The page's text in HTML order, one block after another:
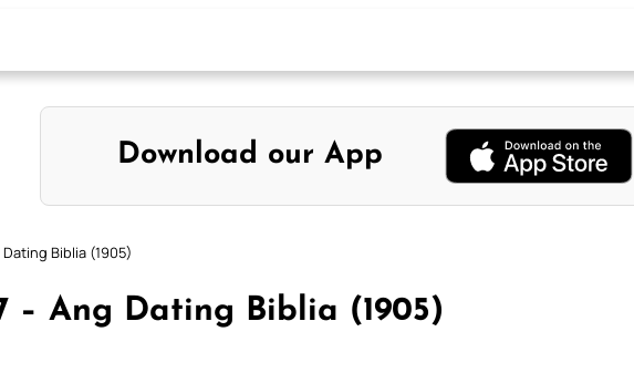
Download our App
Biblia (1905)
– Ang Dating Biblia (1905)